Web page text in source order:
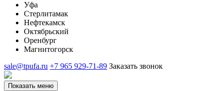
Уфа
Стерлитамак
Нефтекамск
Октябрьский
Оренбург
Магнитогорск
sale@tpufa.ru +7 965 929-71-89 Заказать звонок
Показать меню